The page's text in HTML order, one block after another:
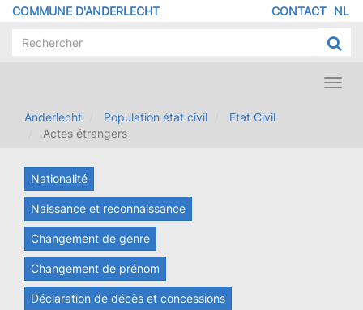
Aller
contenu
COMMUNE D'ANDERLECHT NL
DE
CONTACT
Anderlecht
Population état civil
Etat Civil
Actes étrangers
Nationalité
Naissance et reconnaissance
Changement de genre
Changement de prénom
Déclaration de décès et concessions